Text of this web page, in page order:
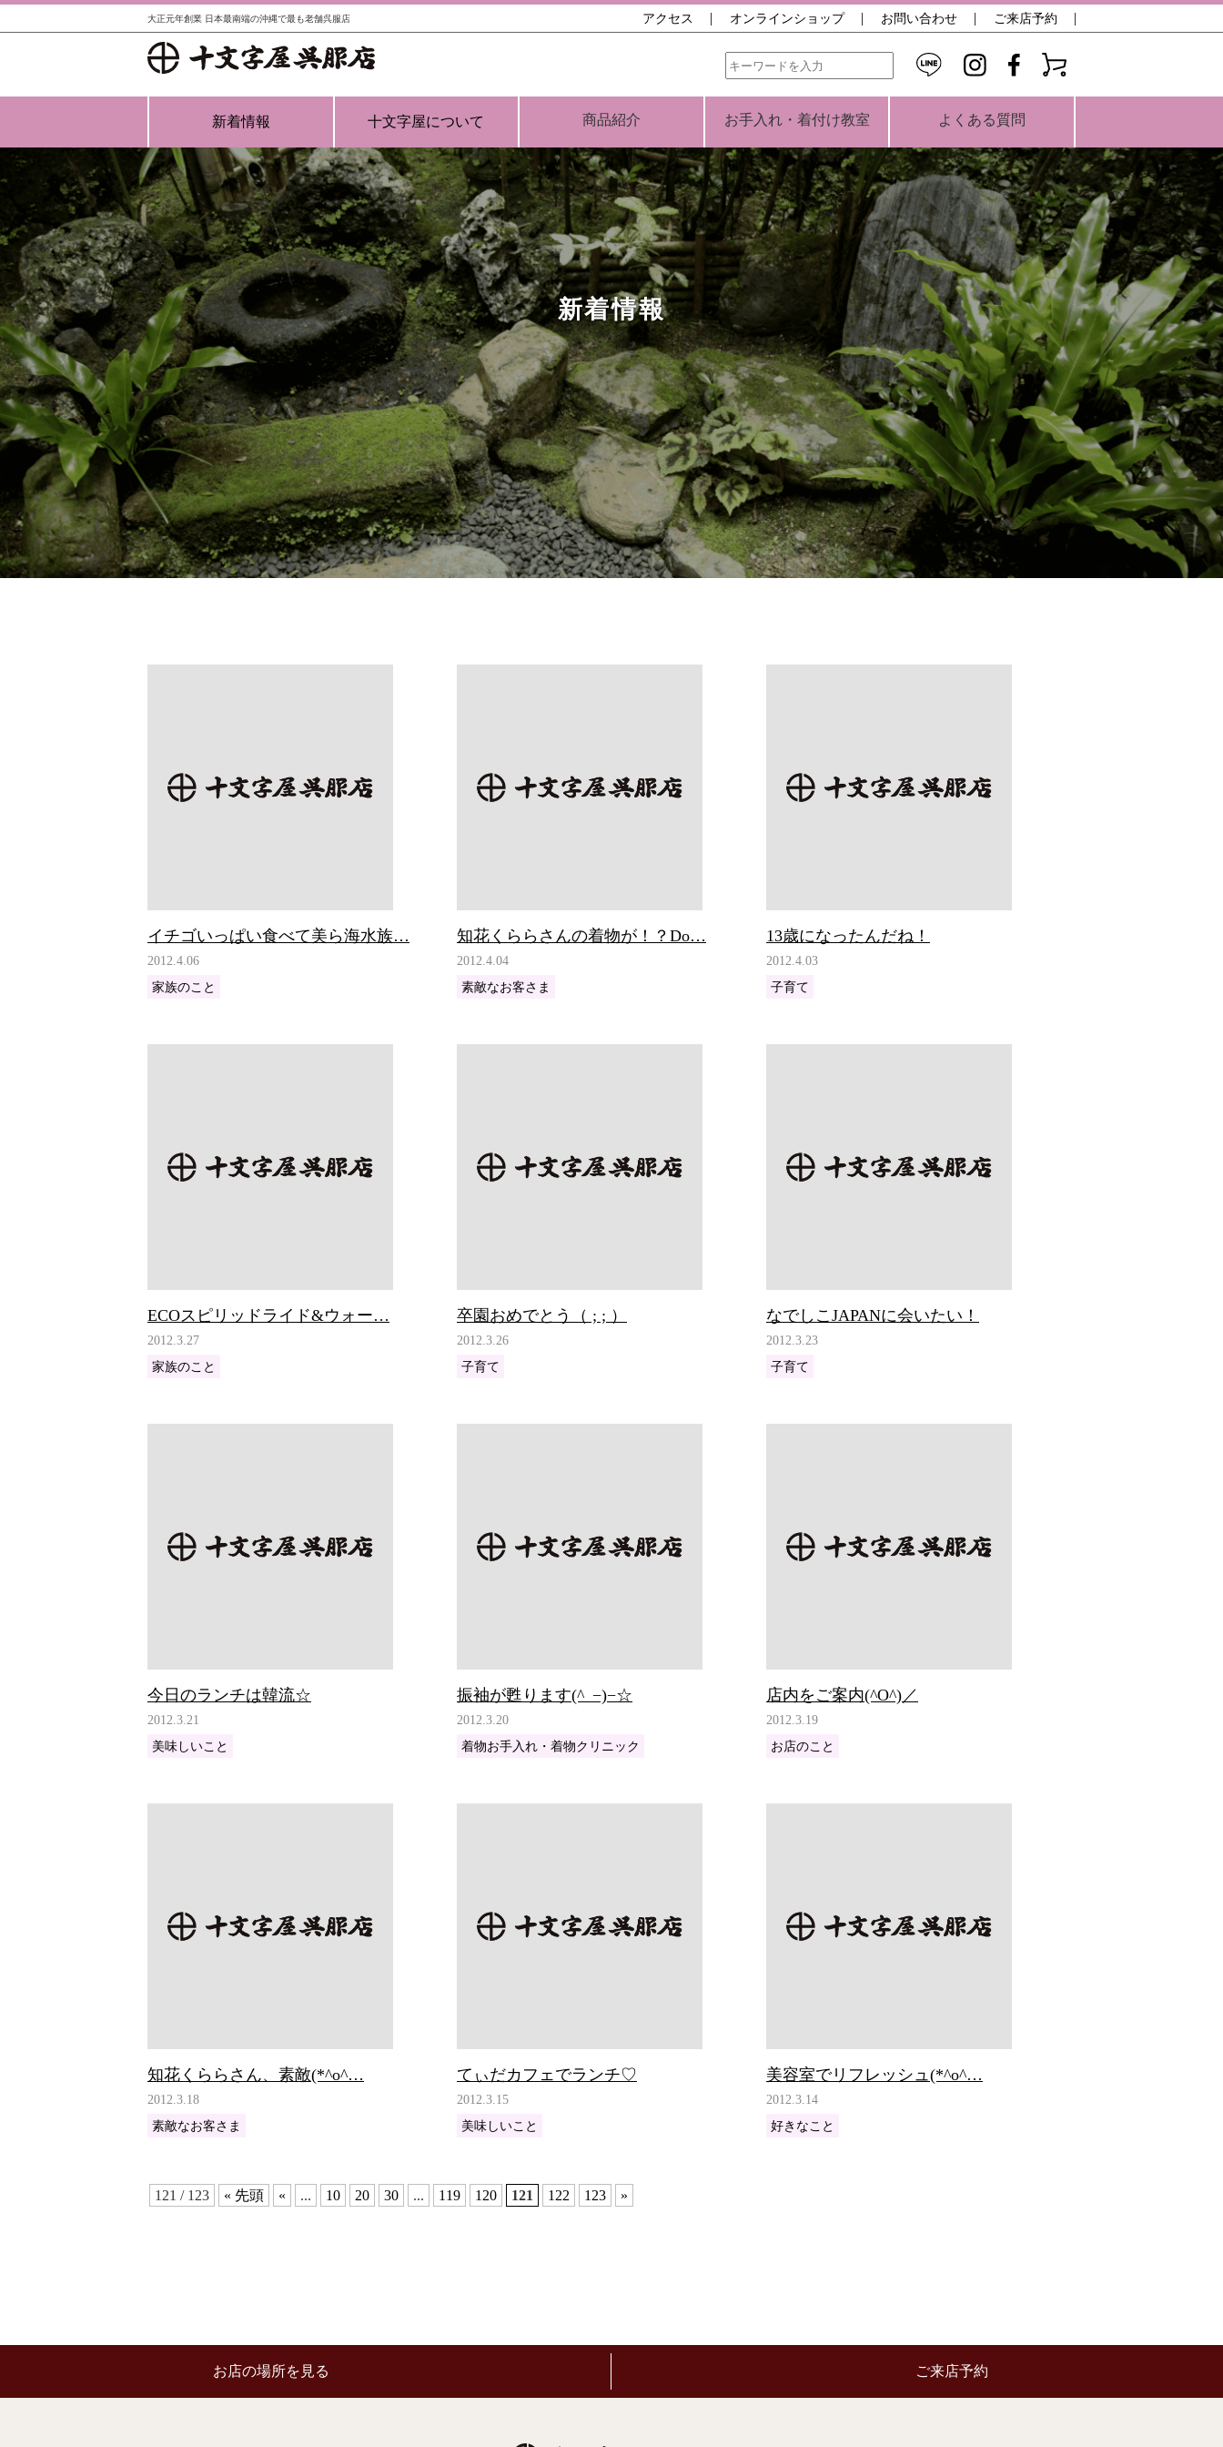
大正元年創業 日本最南端の沖縄で最も老舗呉服店 アクセス オンラインショップ お問い合わせ ご来店予約
新着情報 十文字屋について 商品紹介 お手入れ・着付け教室 よくある質問
新着情報
イチゴいっぱい食べて美ら海水族…
2012.4.06
家族のこと
知花くららさんの着物が！？Do…
2012.4.04
素敵なお客さま
13歳になったんだね！
2012.4.03
子育て
ECOスピリッドライド&ウォー…
2012.3.27
家族のこと
卒園おめでとう（ ; ; ）
2012.3.26
子育て
なでしこJAPANに会いたい！
2012.3.23
子育て
今日のランチは韓流☆
2012.3.21
美味しいこと
振袖が甦ります(^_−)−☆
2012.3.20
着物お手入れ・着物クリニック
店内をご案内(^O^)／
2012.3.19
お店のこと
知花くららさん、素敵(*^o^…
2012.3.18
素敵なお客さま
てぃだカフェでランチ♡
2012.3.15
美味しいこと
美容室でリフレッシュ(*^o^…
2012.3.14
好きなこと
121 / 123 « 先頭 « ... 10 20 30 ... 119 120 121 122 123 »
お店の場所を見る ご来店予約